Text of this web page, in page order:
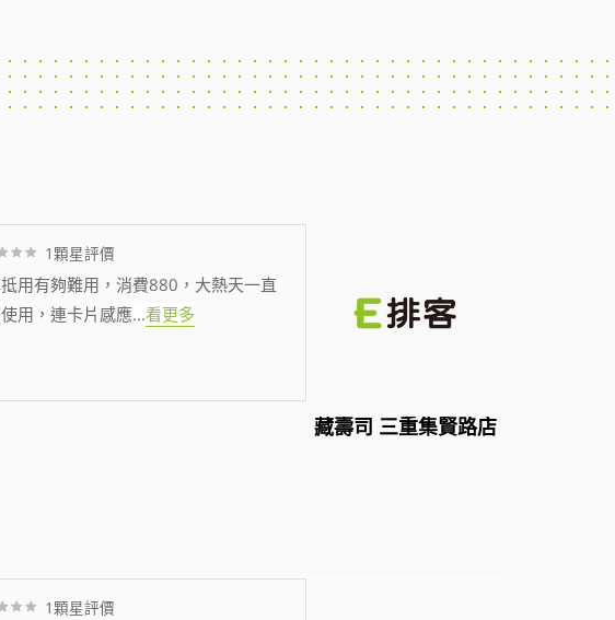
1顆星評價
用有夠難用，消費880，大熱天一直
用，連卡片感應...看更多
藏壽司 三重集賢路店
1顆星評價